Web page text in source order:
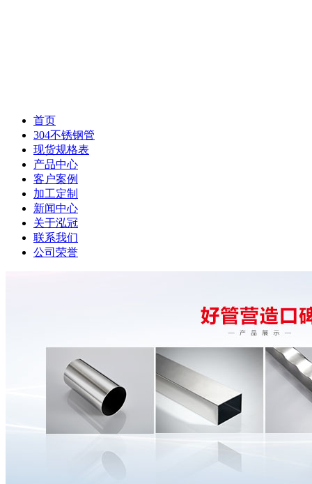
首页
304不锈钢管
现货规格表
产品中心
客户案例
加工定制
新闻中心
关于泓冠
联系我们
公司荣誉